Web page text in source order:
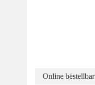
Online bestellbar